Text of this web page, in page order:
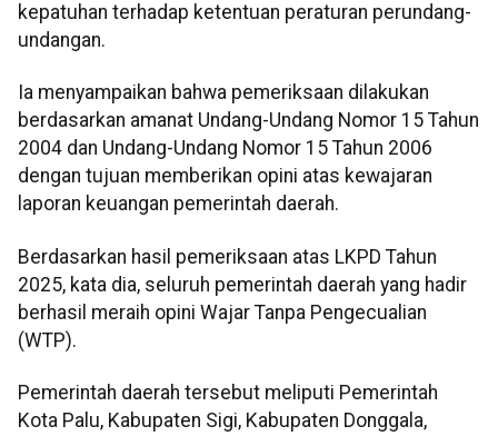
kepatuhan terhadap ketentuan peraturan perundang-
undangan.
Ia menyampaikan bahwa pemeriksaan dilakukan
berdasarkan amanat Undang-Undang Nomor 15 Tahun
2004 dan Undang-Undang Nomor 15 Tahun 2006
dengan tujuan memberikan opini atas kewajaran
laporan keuangan pemerintah daerah.
Berdasarkan hasil pemeriksaan atas LKPD Tahun
2025, kata dia, seluruh pemerintah daerah yang hadir
berhasil meraih opini Wajar Tanpa Pengecualian
(WTP).
Pemerintah daerah tersebut meliputi Pemerintah
Kota Palu, Kabupaten Sigi, Kabupaten Donggala,